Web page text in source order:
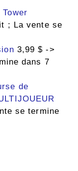
; La vente se
3,99 $ ->
dans 7
de
se termine